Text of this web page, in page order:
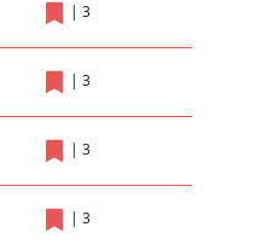
| 3
| 3
| 3
| 3